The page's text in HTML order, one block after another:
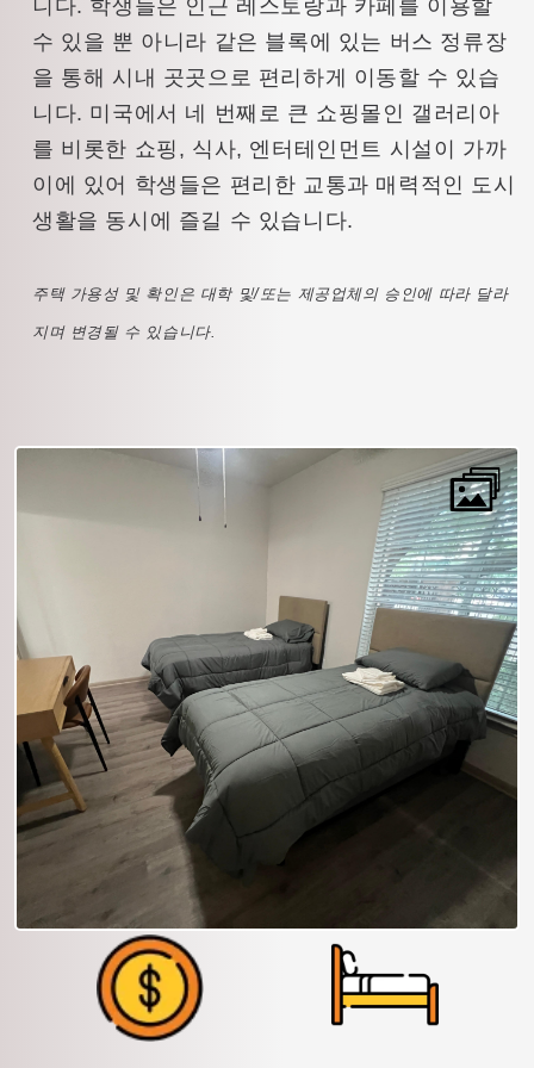
니다. 학생들은 인근 레스토랑과 카페를 이용할
수 있을 뿐 아니라 같은 블록에 있는 버스 정류장
을 통해 시내 곳곳으로 편리하게 이동할 수 있습
니다. 미국에서 네 번째로 큰 쇼핑몰인 갤러리아
를 비롯한 쇼핑, 식사, 엔터테인먼트 시설이 가까
이에 있어 학생들은 편리한 교통과 매력적인 도시
생활을 동시에 즐길 수 있습니다.
주택 가용성 및 확인은 대학 및/또는 제공업체의 승인에 따라 달라
지며 변경될 수 있습니다.